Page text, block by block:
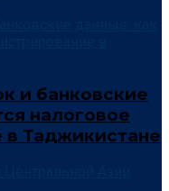
и банковские
налоговое
Таджикистане